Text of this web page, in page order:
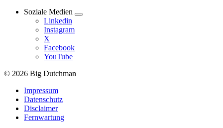
Soziale Medien
Linkedin
Instagram
X
Facebook
YouTube
© 2026 Big Dutchman
Impressum
Datenschutz
Disclaimer
Fernwartung